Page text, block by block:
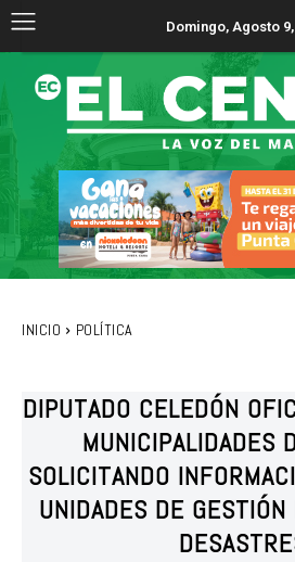
Domingo, Agosto 9,
INICIO POLÍTICA
DIPUTADO CELEDÓN
MUNICIPALIDADES
SOLICITANDO
UNIDADES DE